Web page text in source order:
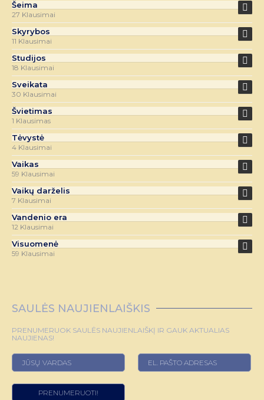
Šeima
27 Klausimai
Skyrybos
11 Klausimai
Studijos
18 Klausimai
Sveikata
30 Klausimai
Švietimas
1 Klausimas
Tėvystė
4 Klausimai
Vaikas
59 Klausimai
Vaikų darželis
7 Klausimai
Vandenio era
12 Klausimai
Visuomenė
59 Klausimai
SAULĖS NAUJIENLAIŠKIS
PRENUMERUOK SAULĖS NAUJIENLAIŠKĮ IR GAUK AKTUALIAS
NAUJIENAS!